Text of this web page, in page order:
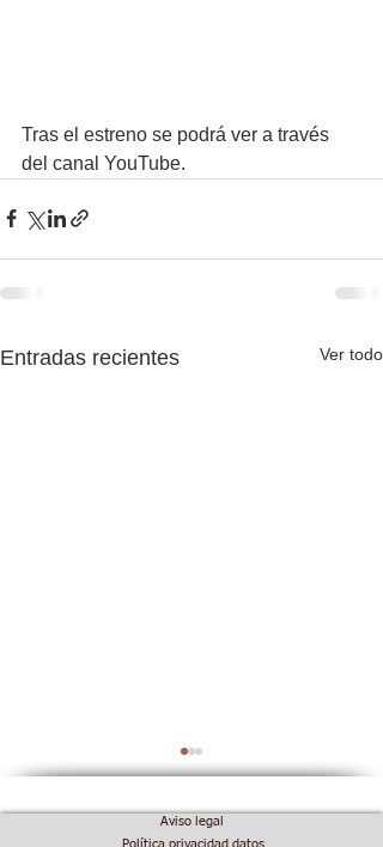
Tras el estreno se podrá ver a través
del canal YouTube.
Entradas recientes Ver todo
Aviso legal
Política privacidad datos